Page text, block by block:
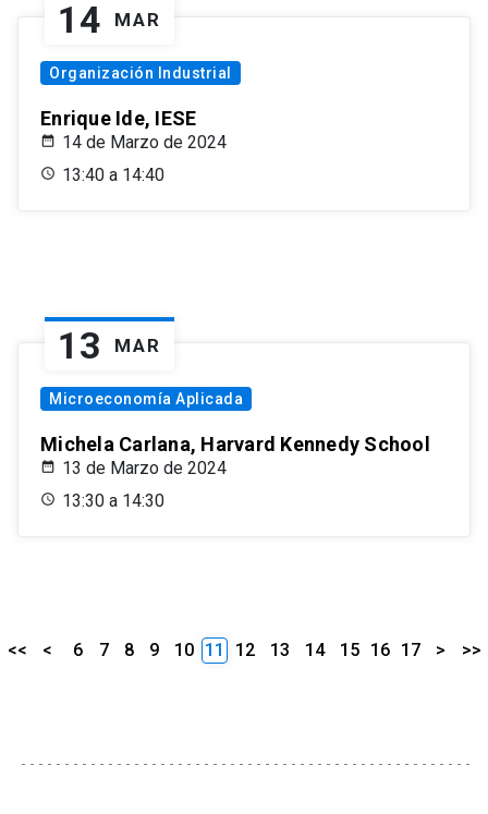
14 MAR
Organización Industrial
Enrique Ide, IESE
14 de Marzo de 2024
13:40 a 14:40
13 MAR
Microeconomía Aplicada
Michela Carlana, Harvard Kennedy School
13 de Marzo de 2024
13:30 a 14:30
<< < 6 7 8 9 10 11 12 13 14 15 16 17 > >>